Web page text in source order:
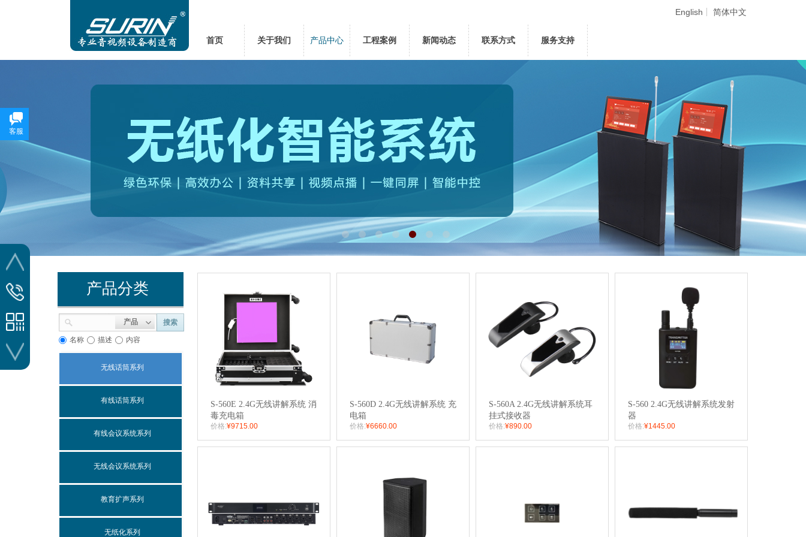
产品分类
S-560E 2.4G无线讲解系统 消
毒充电箱
价格:¥9715.00
S-560D 2.4G无线讲解系统 充
电箱
价格:¥6660.00
S-560A 2.4G无线讲解系统耳
挂式接收器
价格:¥890.00
S-560 2.4G无线讲解系统发射
器
价格:¥1445.00
产品 搜索
名称 描述 内容
无线话筒系列
有线话筒系列
有线会议系统系列
无线会议系统系列
教育扩声系列
无纸化系列
首页 关于我们 产品中心 工程案例 新闻动态 联系方式 服务支持
English 简体中文
020-81260815
一扫-了解更多
客服